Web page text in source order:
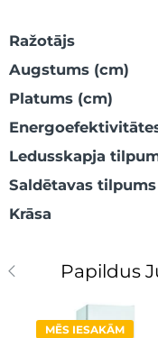
Ražotājs
Augstums (cm)
Platums (cm)
Ledusskapja
Saldētavas
Krāsa
Papildus
MĒS IESAKĀM